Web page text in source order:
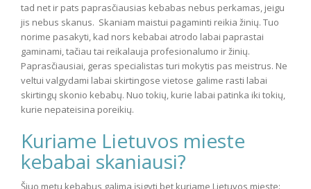
tad net ir pats paprasčiausias kebabas nebus perkamas, jeigu
jis nebus skanus. Skaniam maistui pagaminti reikia žinių. Tuo
norime pasakyti, kad nors kebabai atrodo labai paprastai
gaminami, tačiau tai reikalauja profesionalumo ir žinių.
Paprasčiausiai, geras specialistas turi mokytis pas meistrus. Ne
veltui valgydami labai skirtingose vietose galime rasti labai
skirtingų skonio kebabų. Nuo tokių, kurie labai patinka iki tokių,
kurie nepateisina poreikių.
Kuriame Lietuvos mieste
kebabai skaniausi?